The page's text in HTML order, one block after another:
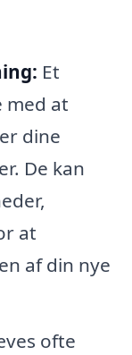
Et
at
dine
De kan
at
af din nye
ofte